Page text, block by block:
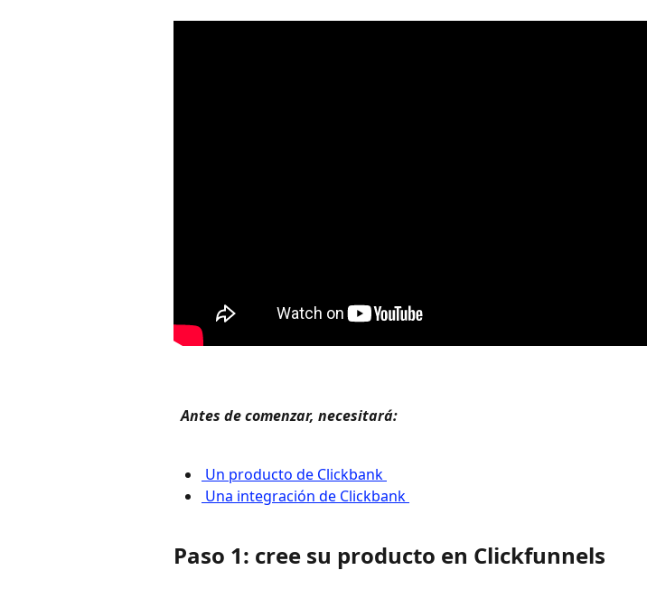
Antes de comenzar, necesitará:
Un producto de Clickbank
Una integración de Clickbank
Paso 1: cree su producto en Clickfunnels